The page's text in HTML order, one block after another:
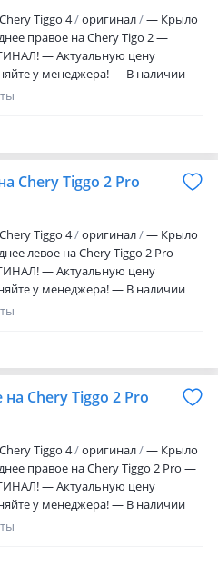
Chery Tiggo 4 оригинал
— Крыло
правое на Chery Tigo 2 —
— Актуальную цену
у менеджера! — В наличии
по кузову, ходовой и т. Д. —
— Запчасти в наличии на
город Алматы!
Chery Tiggo 2 Pro
Chery Tiggo 4 оригинал
— Крыло
левое на Chery Tiggo 2 Pro —
— Актуальную цену
у менеджера! — В наличии
по кузову, ходовой и т. Д. —
— Запчасти в наличии на
город Алматы!
Chery Tiggo 2 Pro
Chery Tiggo 4 оригинал
— Крыло
правое на Chery Tiggo 2 Pro —
— Актуальную цену
у менеджера! — В наличии
по кузову, ходовой и т. Д. —